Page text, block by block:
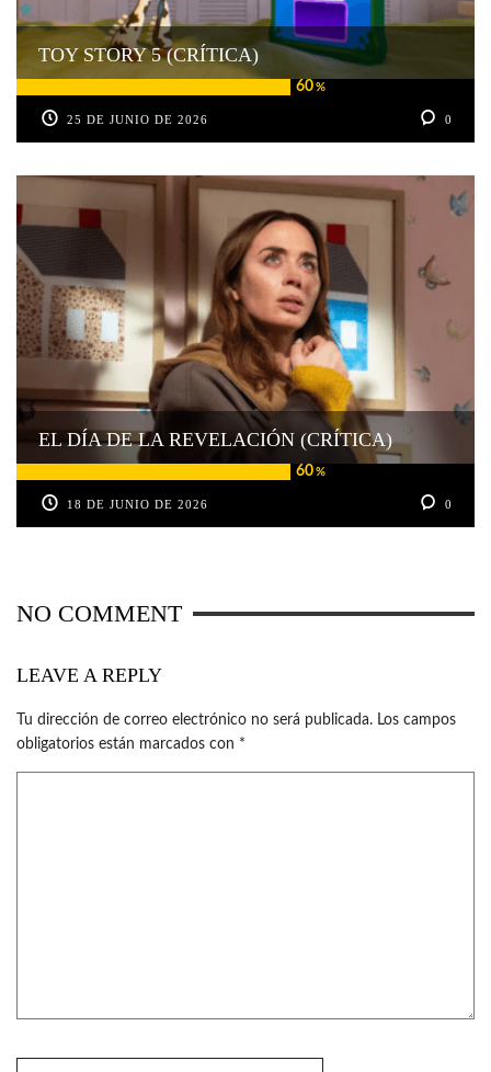
60%
TOY STORY 5 (CRÍTICA)
25 DE JUNIO DE 2026 0
60%
EL DÍA DE LA REVELACIÓN (CRÍTICA)
18 DE JUNIO DE 2026 0
NO COMMENT
LEAVE A REPLY
Tu dirección de correo electrónico no será publicada. Los campos
obligatorios están marcados con *